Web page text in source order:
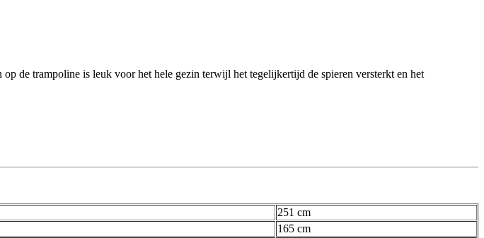
de trampoline is leuk voor het hele gezin terwijl het tegelijkertijd de spieren versterkt en het
251 cm
165 cm